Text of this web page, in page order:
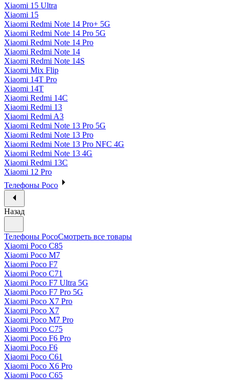
Xiaomi 15 Ultra
Xiaomi 15
Xiaomi Redmi Note 14 Pro+ 5G
Xiaomi Redmi Note 14 Pro 5G
Xiaomi Redmi Note 14 Pro
Xiaomi Redmi Note 14
Xiaomi Redmi Note 14S
Xiaomi Mix Flip
Xiaomi 14T Pro
Xiaomi 14T
Xiaomi Redmi 14C
Xiaomi Redmi 13
Xiaomi Redmi A3
Xiaomi Redmi Note 13 Pro 5G
Xiaomi Redmi Note 13 Pro
Xiaomi Redmi Note 13 Pro NFC 4G
Xiaomi Redmi Note 13 4G
Xiaomi Redmi 13C
Xiaomi 12 Pro
Телефоны Poco
Назад
Телефоны PocoСмотреть все товары
Xiaomi Poco C85
Xiaomi Poco M7
Xiaomi Poco F7
Xiaomi Poco C71
Xiaomi Poco F7 Ultra 5G
Xiaomi Poco F7 Pro 5G
Xiaomi Poco X7 Pro
Xiaomi Poco X7
Xiaomi Poco M7 Pro
Xiaomi Poco C75
Xiaomi Poco F6 Pro
Xiaomi Poco F6
Xiaomi Poco C61
Xiaomi Poco X6 Pro
Xiaomi Poco C65